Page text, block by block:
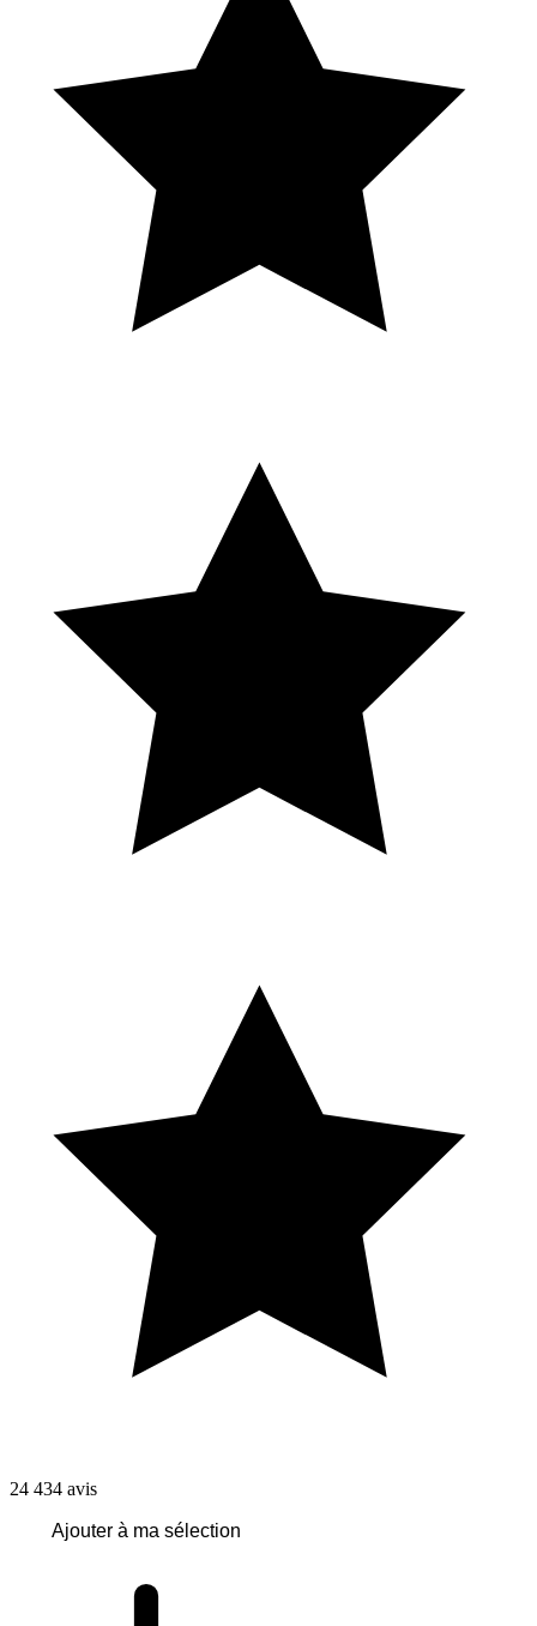
24 434 avis
Ajouter à ma sélection